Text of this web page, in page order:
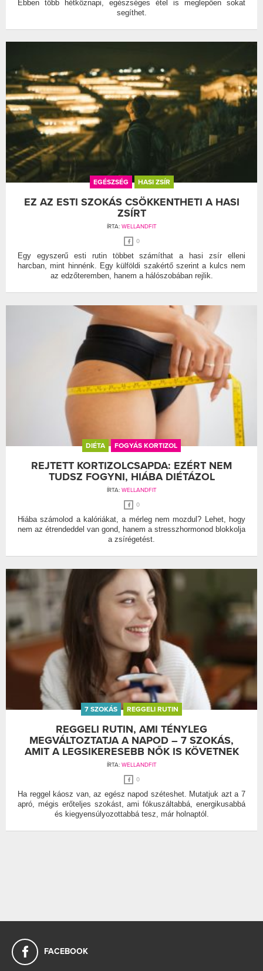
Ebben több hétköznapi, egészséges étel is meglepően sokat
segíthet.
EGÉSZSÉG HASI ZSÍR
EZ AZ ESTI SZOKÁS CSÖKKENTHETI A HASI
ZSÍRT
ÍRTA: WELLANDFIT
0
Egy egyszerű esti rutin többet számíthat a hasi zsír elleni
harcban, mint hinnénk. Egy külföldi szakértő szerint a kulcs nem
az edzőteremben, hanem a hálószobában rejlik.
DIÉTA FOGYÁS KORTIZOL
REJTETT KORTIZOLCSAPDA: EZÉRT NEM
TUDSZ FOGYNI, HIÁBA DIÉTÁZOL
ÍRTA: WELLANDFIT
0
Hiába számolod a kalóriákat, a mérleg nem mozdul? Lehet, hogy
nem az étrendeddel van gond, hanem a stresszhormonod blokkolja
a zsírégetést.
7 SZOKÁS REGGELI RUTIN
REGGELI RUTIN, AMI TÉNYLEG
MEGVÁLTOZTATJA A NAPOD – 7 SZOKÁS,
AMIT A LEGSIKERESEBB NŐK IS KÖVETNEK
ÍRTA: WELLANDFIT
0
Ha reggel káosz van, az egész napod széteshet. Mutatjuk azt a 7
apró, mégis erőteljes szokást, ami fókuszáltabbá, energikusabbá
és kiegyensúlyozottabbá tesz, már holnaptól.
FACEBOOK